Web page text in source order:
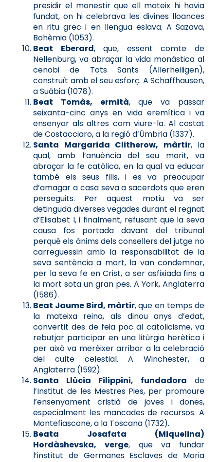
presidir el monestir que ell mateix hi havia
fundat, on hi celebrava les divines lloances
en ritu grec i en llengua eslava. A Sazava,
Bohèmia (1053).
Beat Eberard, que, essent comte de
Nellenburg, va abraçar la vida monàstica al
cenobi de Tots Sants (Allerheiligen),
construït amb el seu esforç. A Schaffhausen,
a Suàbia (1078).
Beat Tomàs, ermità, que va passar
seixanta-cinc anys en vida eremítica i va
ensenyar als altres com viure-la. Al costat
de Costacciaro, a la regió d’Úmbria (1337).
Santa Margarida Clitherow, màrtir, la
qual, amb l’anuència del seu marit, va
abraçar la fe catòlica, en la qual va educar
també els seus fills, i es va preocupar
d’amagar a casa seva a sacerdots que eren
perseguits. Per aquest motiu va ser
detinguda diverses vegades durant el regnat
d’Elisabet I, i finalment, refusant que la seva
causa fos portada davant del tribunal
perquè els ànims dels consellers del jutge no
carreguessin amb la responsabilitat de la
seva sentència a mort, la van condemnar,
per la seva fe en Crist, a ser asfixiada fins a
la mort sota un gran pes. A York, Anglaterra
(1586).
Beat Jaume Bird, màrtir, que en temps de
la mateixa reina, als dinou anys d’edat,
convertit des de feia poc al catolicisme, va
rebutjar participar en una litúrgia herètica i
per això va merèixer arribar a la celebració
del culte celestial. A Winchester, a
Anglaterra (1592).
Santa Llúcia Filippini, fundadora de
l’Institut de les Mestres Pies, per promoure
l’ensenyament cristià de joves i dones,
especialment les mancades de recursos. A
Montefiascone, a la Toscana (1732).
Beata Josafata (Miquelina)
Hordàshevska, verge, que va fundar
l’institut de Germanes Esclaves de Maria